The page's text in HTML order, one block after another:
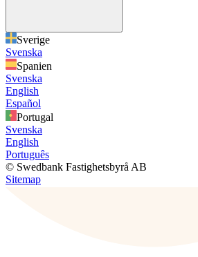
Sverige
Svenska
Spanien
Svenska
English
Español
Portugal
Svenska
English
Português
© Swedbank Fastighetsbyrå AB
Sitemap